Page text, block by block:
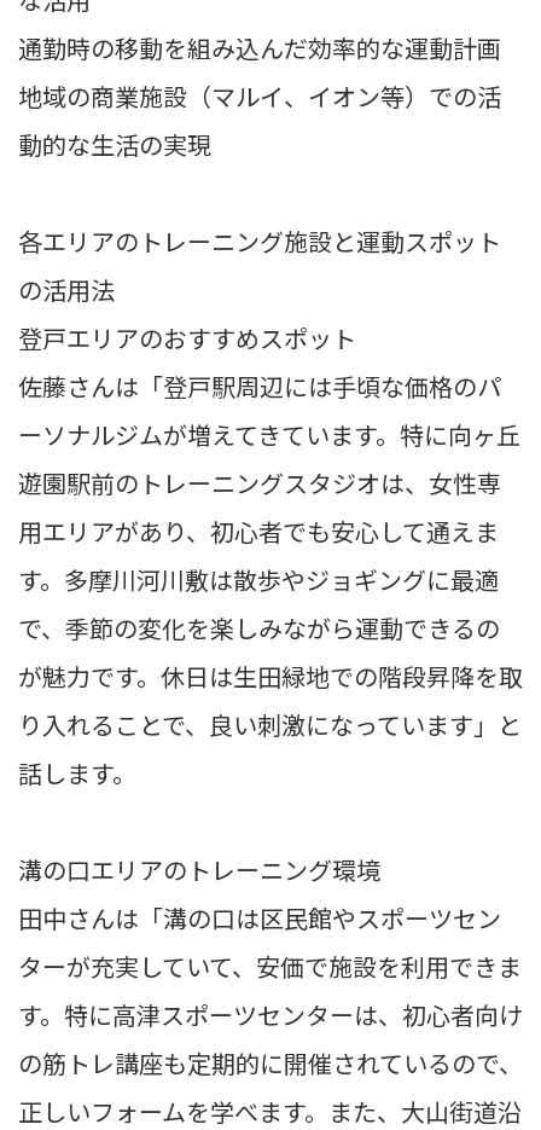
通勤時の移動を組み込んだ効率的な運動計画
地域の商業施設（マルイ、イオン等）での活
動的な生活の実現
各エリアのトレーニング施設と運動スポット
の活用法
登戸エリアのおすすめスポット
佐藤さんは「登戸駅周辺には手頃な価格のパ
ーソナルジムが増えてきています。特に向ヶ丘
遊園駅前のトレーニングスタジオは、女性専
用エリアがあり、初心者でも安心して通えま
す。多摩川河川敷は散歩やジョギングに最適
で、季節の変化を楽しみながら運動できるの
が魅力です。休日は生田緑地での階段昇降を取
り入れることで、良い刺激になっています」と
話します。
溝の口エリアのトレーニング環境
田中さんは「溝の口は区民館やスポーツセン
ターが充実していて、安価で施設を利用できま
す。特に高津スポーツセンターは、初心者向け
の筋トレ講座も定期的に開催されているので、
正しいフォームを学べます。また、大山街道沿